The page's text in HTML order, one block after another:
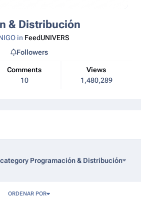
& Distribución
in FeedUNIVERS
Comments
10
Views
1,480,289
Followers
Programación & Distribución
ORDENAR POR